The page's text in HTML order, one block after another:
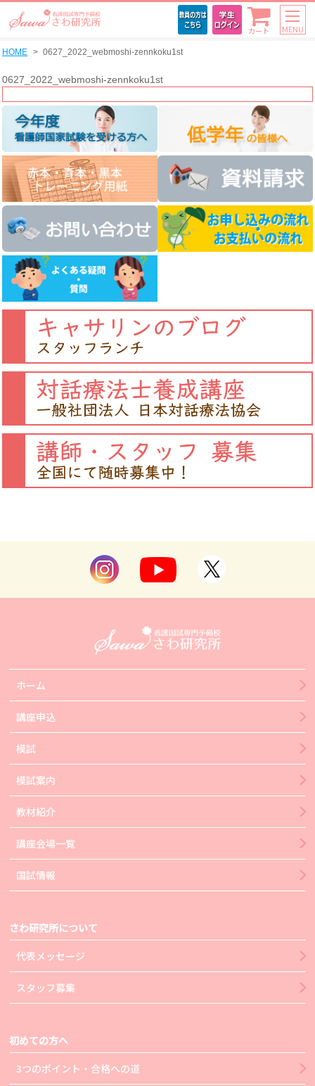
カート MENU
HOME 0627_2022_webmoshi-zennkoku1st
0627_2022_webmoshi-zennkoku1st
ホーム
講座申込
模試
模試案内
教材紹介
講座会場一覧
国試情報
さわ研究所について
代表メッセージ
スタッフ募集
初めての方へ
3つのポイント・合格への道